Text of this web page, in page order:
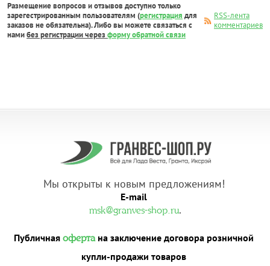
Размещение вопросов и отзывов доступно только
зарегестрированным пользователям (регистрация для
заказов не обязательна). Либо вы можете связаться с
намибез регистрации через форму обратной связи
RSS-лента
комментариев
Мы открыты к новым предложениям!
E-mail
msk@granves-shop.ru.
Публичная офертана заключение договора розничной
купли-продажи товаров